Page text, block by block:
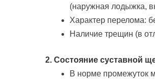
(наружная лодыжка,
Характер перелома:
Наличие трещин (в
2. Состояние суставной
В норме промежуток